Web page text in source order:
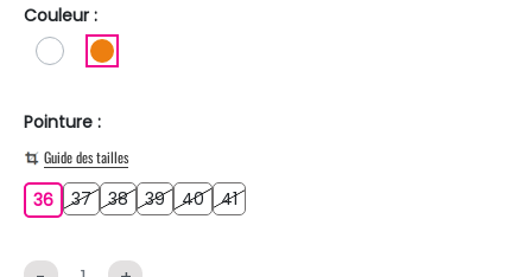
Couleur :
BLANC
Pointure :
Guide des tailles
363637373838393940404141